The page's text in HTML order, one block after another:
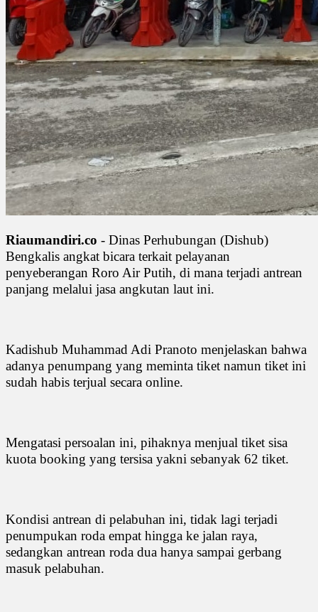
Riaumandiri.co - Dinas Perhubungan (Dishub)
Bengkalis angkat bicara terkait pelayanan
penyeberangan Roro Air Putih, di mana terjadi antrean
panjang melalui jasa angkutan laut ini.
Kadishub Muhammad Adi Pranoto menjelaskan bahwa
adanya penumpang yang meminta tiket namun tiket ini
sudah habis terjual secara online.
Mengatasi persoalan ini, pihaknya menjual tiket sisa
kuota booking yang tersisa yakni sebanyak 62 tiket.
Kondisi antrean di pelabuhan ini, tidak lagi terjadi
penumpukan roda empat hingga ke jalan raya,
sedangkan antrean roda dua hanya sampai gerbang
masuk pelabuhan.